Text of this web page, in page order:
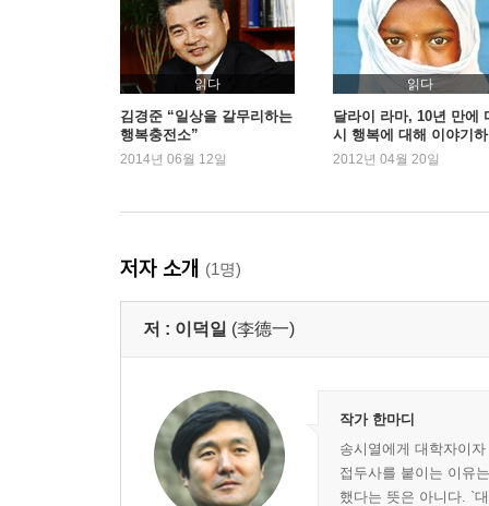
온양 행궁에서 벌어진 싸움
왜 15년 전과 다르단 말인가
5.국익보다는 당익이 앞선다
스승만 알고 임금은 알지 못하는구나
아버지가 중한가 스승이 중한가
숙종의 분노
읽다
김경준 “일상을 갈무리하는
행복충전소”
2014년 06월 12일
읽다
달라이 라마, 10년 만에
시 행복에 대해 이야기
-『당신은 행복한가』부
2012년 04월 20일
저자 소개 (1명)
저 : 이덕일 (李德一)
작가 한마디
송시열에게 대학자이
접두사를 붙이는 이유
했다는 뜻은 아니다. `